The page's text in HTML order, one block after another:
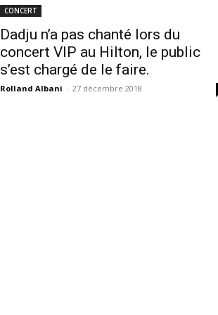
CONCERT
Dadju n’a pas chanté lors du
concert VIP au Hilton, le public
s’est chargé de le faire.
Rolland Albani - 27 décembre 2018